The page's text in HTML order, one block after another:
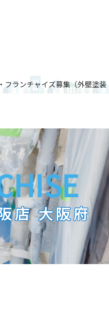
フランチャイズ募集（外壁塗装
店 大阪府